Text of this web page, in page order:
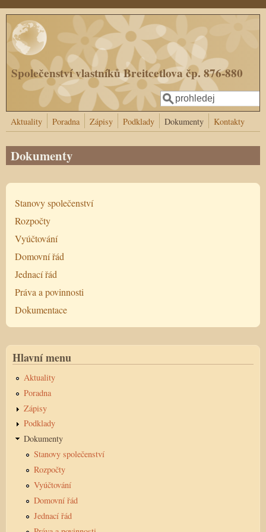
Přejít k hlavnímu obsahu
Společenství vlastníků Breitcetlova čp. 876-880
Vyhledávání
Hledat
Aktuality Poradna Zápisy Podklady Dokumenty Kontakty
Dokumenty
Stanovy společenství
Rozpočty
Vyúčtování
Domovní řád
Jednací řád
Práva a povinnosti
Dokumentace
Hlavní menu
Aktuality
Poradna
Zápisy
Podklady
Dokumenty
Stanovy společenství
Rozpočty
Vyúčtování
Domovní řád
Jednací řád